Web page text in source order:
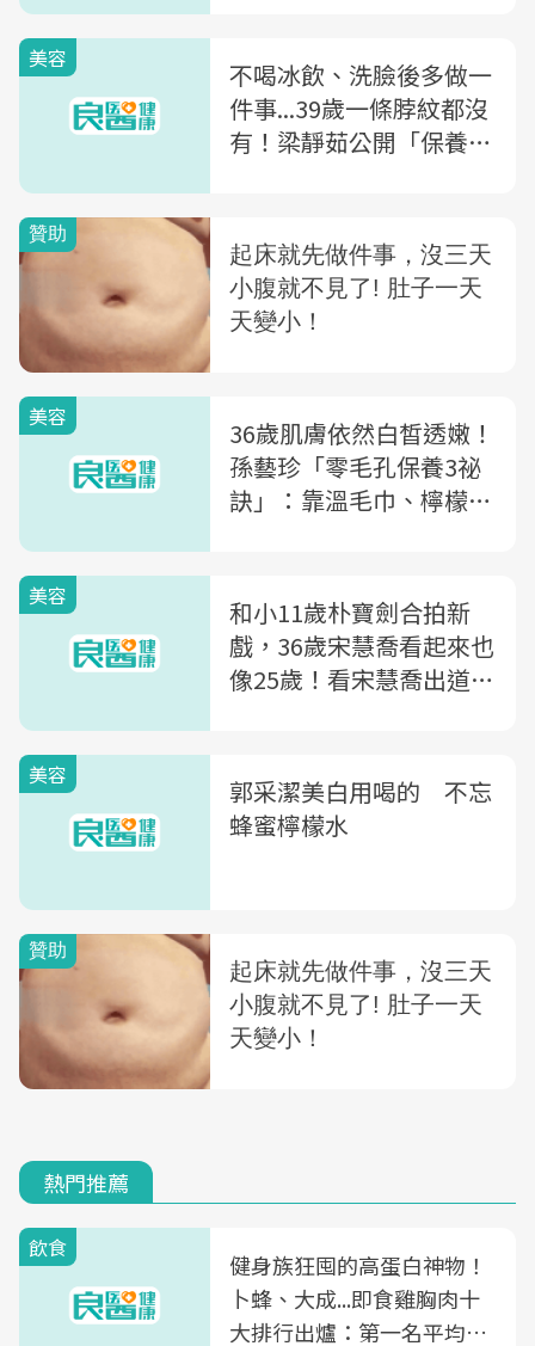
美容
不喝冰飲、洗臉後多做一
件事...39歲一條脖紋都沒
有！梁靜茹公開「保養五
美容
36歲肌膚依然白皙透嫩！
孫藝珍「零毛孔保養3祕
訣」：靠溫毛巾、檸檬水
美容
和小11歲朴寶劍合拍新
戲，36歲宋慧喬看起來也
像25歲！看宋慧喬出道
美容
郭采潔美白用喝的 不忘
蜂蜜檸檬水
熱門推薦
飲食
健身族狂囤的高蛋白神物！
卜蜂、大成...即食雞胸肉十
大排行出爐：第一名平均一